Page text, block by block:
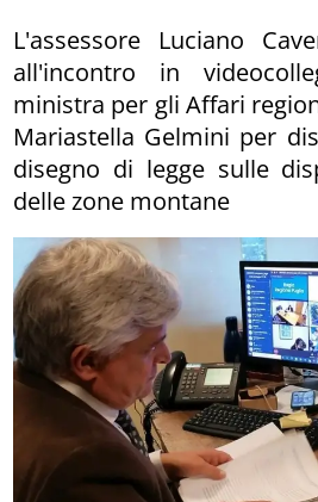
L'assessore Luciano
all'incontro in
ministra per gli Affari
Mariastella Gelmini per
disegno di legge sulle
delle zone montane